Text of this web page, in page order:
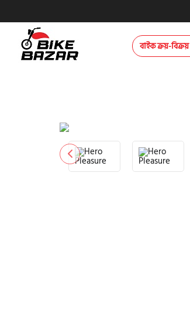
বাইক ক্রয়-বিক্রয়
product view